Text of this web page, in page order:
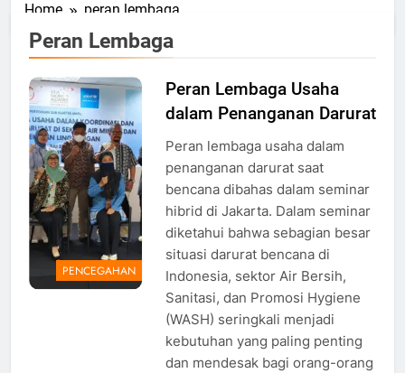
Home peran lembaga
Peran Lembaga
PENCEGAHAN
Peran Lembaga Usaha
dalam Penanganan Darurat
Peran lembaga usaha dalam
penanganan darurat saat
bencana dibahas dalam seminar
hibrid di Jakarta. Dalam seminar
diketahui bahwa sebagian besar
situasi darurat bencana di
Indonesia, sektor Air Bersih,
Sanitasi, dan Promosi Hygiene
(WASH) seringkali menjadi
kebutuhan yang paling penting
dan mendesak bagi orang-orang